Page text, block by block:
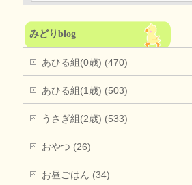
みどりblog
あひる組(0歳) (470)
あひる組(1歳) (503)
うさぎ組(2歳) (533)
おやつ (26)
お昼ごはん (34)